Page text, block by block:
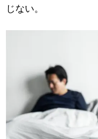
じない。